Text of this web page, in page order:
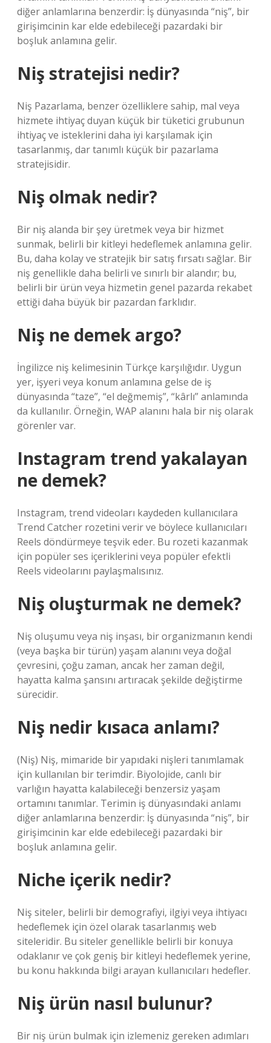
diğer anlamlarına benzerdir: İş dünyasında “niş”, bir
girişimcinin kar elde edebileceği pazardaki bir
boşluk anlamına gelir.
Niş stratejisi nedir?
Niş Pazarlama, benzer özelliklere sahip, mal veya
hizmete ihtiyaç duyan küçük bir tüketici grubunun
ihtiyaç ve isteklerini daha iyi karşılamak için
tasarlanmış, dar tanımlı küçük bir pazarlama
stratejisidir.
Niş olmak nedir?
Bir niş alanda bir şey üretmek veya bir hizmet
sunmak, belirli bir kitleyi hedeflemek anlamına gelir.
Bu, daha kolay ve stratejik bir satış fırsatı sağlar. Bir
niş genellikle daha belirli ve sınırlı bir alandır; bu,
belirli bir ürün veya hizmetin genel pazarda rekabet
ettiği daha büyük bir pazardan farklıdır.
Niş ne demek argo?
İngilizce niş kelimesinin Türkçe karşılığıdır. Uygun
yer, işyeri veya konum anlamına gelse de iş
dünyasında “taze”, “el değmemiş”, “kârlı” anlamında
da kullanılır. Örneğin, WAP alanını hala bir niş olarak
görenler var.
Instagram trend yakalayan
ne demek?
Instagram, trend videoları kaydeden kullanıcılara
Trend Catcher rozetini verir ve böylece kullanıcıları
Reels döndürmeye teşvik eder. Bu rozeti kazanmak
için popüler ses içeriklerini veya popüler efektli
Reels videolarını paylaşmalısınız.
Niş oluşturmak ne demek?
Niş oluşumu veya niş inşası, bir organizmanın kendi
(veya başka bir türün) yaşam alanını veya doğal
çevresini, çoğu zaman, ancak her zaman değil,
hayatta kalma şansını artıracak şekilde değiştirme
sürecidir.
Niş nedir kısaca anlamı?
(Niş) Niş, mimaride bir yapıdaki nişleri tanımlamak
için kullanılan bir terimdir. Biyolojide, canlı bir
varlığın hayatta kalabileceği benzersiz yaşam
ortamını tanımlar. Terimin iş dünyasındaki anlamı
diğer anlamlarına benzerdir: İş dünyasında “niş”, bir
girişimcinin kar elde edebileceği pazardaki bir
boşluk anlamına gelir.
Niche içerik nedir?
Niş siteler, belirli bir demografiyi, ilgiyi veya ihtiyacı
hedeflemek için özel olarak tasarlanmış web
siteleridir. Bu siteler genellikle belirli bir konuya
odaklanır ve çok geniş bir kitleyi hedeflemek yerine,
bu konu hakkında bilgi arayan kullanıcıları hedefler.
Niş ürün nasıl bulunur?
Bir niş ürün bulmak için izlemeniz gereken adımları